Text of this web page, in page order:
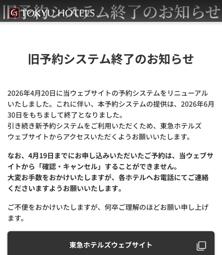
旧予約システム終了のお知らせ
旧予約システム終了のお知らせ
2026年4月20日に当ウェブサイトの予約システムをリニューアル
いたしました。これに伴い、本予約システムの提供は、2026年6月
30日をもちまして終了となりました。
引き続き新予約システムをご利用いただくため、東急ホテルズ
ウェブサイトからアクセスいただくようお願いいたします。
なお、4月19日までにお申し込みいただいたご予約は、当ウェブサ
イトから「確認・キャンセル」することができません。
大変お手数をおかけいたしますが、各ホテルへお電話にてご連絡
くださいますようお願いいたします。
ご不便をおかけいたしますが、何卒ご理解のほどお願い申し上げ
ます。
東急ホテルズウェブサイト